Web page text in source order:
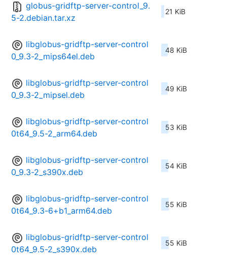
globus-gridftp-server-control_9.
5-2.debian.tar.xz
21 KiB
libglobus-gridftp-server-control
0_9.3-2_mips64el.deb
48 KiB
libglobus-gridftp-server-control
0_9.3-2_mipsel.deb
49 KiB
libglobus-gridftp-server-control
0t64_9.5-2_arm64.deb
53 KiB
libglobus-gridftp-server-control
0_9.3-2_s390x.deb
54 KiB
libglobus-gridftp-server-control
0t64_9.3-6+b1_arm64.deb
55 KiB
libglobus-gridftp-server-control
0t64_9.5-2_s390x.deb
55 KiB